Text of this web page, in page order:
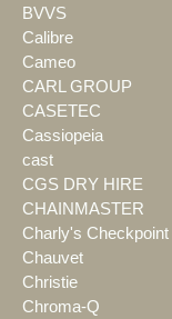
BVVS
Calibre
Cameo
CARL GROUP
CASETEC
Cassiopeia
cast
CGS DRY HIRE
CHAINMASTER
Charly's Checkpoint
Chauvet
Christie
Chroma-Q